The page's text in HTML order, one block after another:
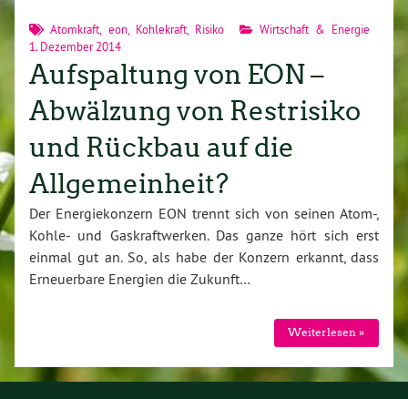
Atomkraft, eon, Kohlekraft, Risiko
Wirtschaft & Energie
1. Dezember 2014
Aufspaltung von EON –
Abwälzung von Restrisiko
und Rückbau auf die
Allgemeinheit?
Der Energiekonzern EON trennt sich von seinen Atom-,
Kohle- und Gaskraftwerken. Das ganze hört sich erst
einmal gut an. So, als habe der Konzern erkannt, dass
Erneuerbare Energien die Zukunft…
Weiterlesen »